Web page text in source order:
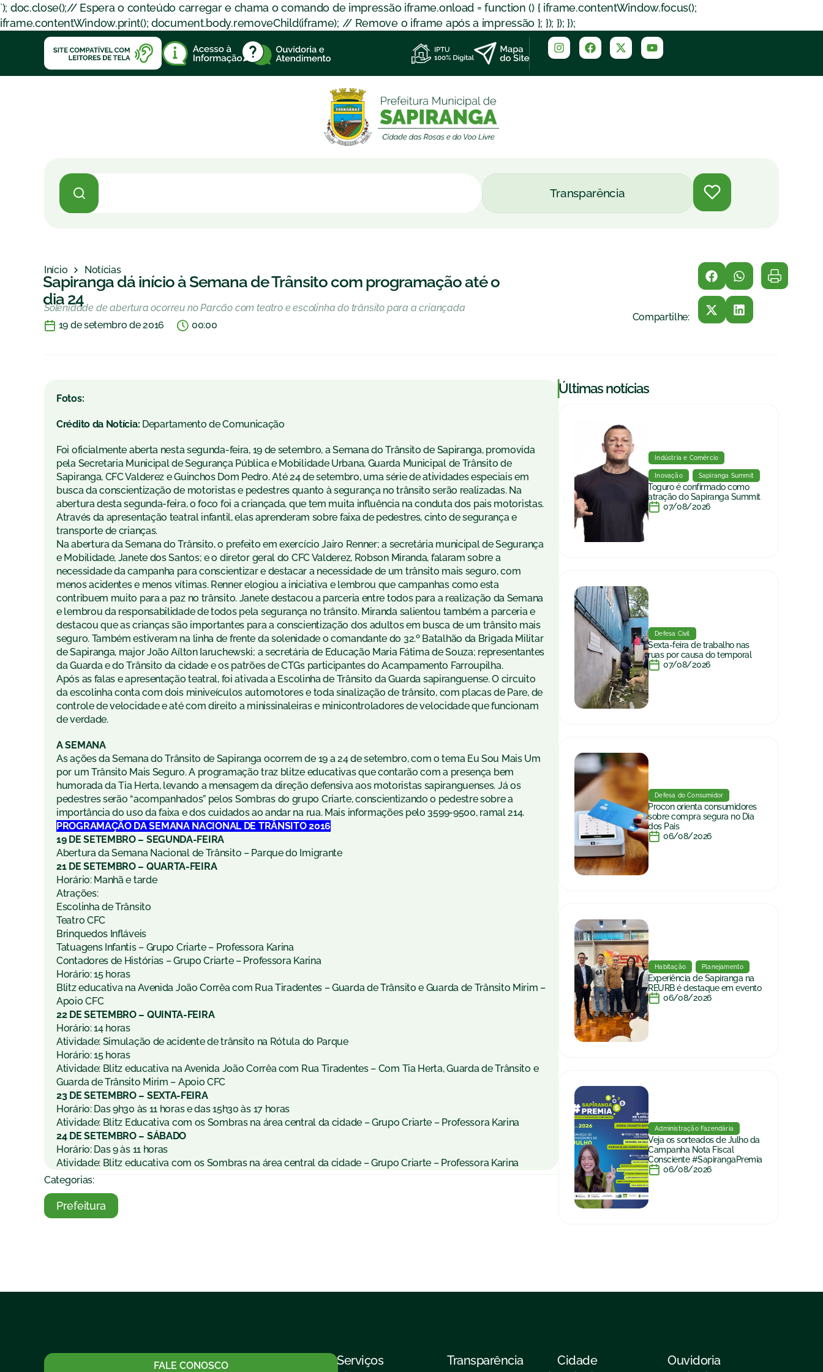
`); doc.close();// Espera o conteúdo carregar e chama o comando de impressão iframe.onload = function () { iframe.contentWindow.focus();
iframe.contentWindow.print(); document.body.removeChild(iframe); // Remove o iframe após a impressão }; }); }); });
Transparência
Início Notícias
Sapiranga dá início à Semana de Trânsito com programação até o
dia 24
Solenidade de abertura ocorreu no Parcão com teatro e escolinha do trânsito para a criançada
19 de setembro de 2016
00:00
Compartilhe:
Fotos:
Crédito da Notícia: Departamento de Comunicação
Foi oficialmente aberta nesta segunda-feira, 19 de setembro, a Semana do Trânsito de Sapiranga, promovida
pela Secretaria Municipal de Segurança Pública e Mobilidade Urbana, Guarda Municipal de Trânsito de
Sapiranga, CFC Valderez e Guinchos Dom Pedro. Até 24 de setembro, uma série de atividades especiais em
busca da conscientização de motoristas e pedestres quanto à segurança no trânsito serão realizadas. Na
abertura desta segunda-feira, o foco foi a criançada, que tem muita influência na conduta dos pais motoristas.
Através da apresentação teatral infantil, elas aprenderam sobre faixa de pedestres, cinto de segurança e
transporte de crianças.
Na abertura da Semana do Trânsito, o prefeito em exercício Jairo Renner; a secretária municipal de Segurança
e Mobilidade, Janete dos Santos; e o diretor geral do CFC Valderez, Robson Miranda, falaram sobre a
necessidade da campanha para conscientizar e destacar a necessidade de um trânsito mais seguro, com
menos acidentes e menos vítimas. Renner elogiou a iniciativa e lembrou que campanhas como esta
contribuem muito para a paz no trânsito. Janete destacou a parceria entre todos para a realização da Semana
e lembrou da responsabilidade de todos pela segurança no trânsito. Miranda salientou também a parceria e
destacou que as crianças são importantes para a conscientização dos adultos em busca de um trânsito mais
seguro. Também estiveram na linha de frente da solenidade o comandante do 32.º Batalhão da Brigada Militar
de Sapiranga, major João Aílton Iaruchewski; a secretária de Educação Maria Fátima de Souza; representantes
da Guarda e do Trânsito da cidade e os patrões de CTGs participantes do Acampamento Farroupilha.
Após as falas e apresentação teatral, foi ativada a Escolinha de Trânsito da Guarda sapiranguense. O circuito
da escolinha conta com dois miniveículos automotores e toda sinalização de trânsito, com placas de Pare, de
controle de velocidade e até com direito a minissinaleiras e minicontroladores de velocidade que funcionam
de verdade.
A SEMANA
As ações da Semana do Trânsito de Sapiranga ocorrem de 19 a 24 de setembro, com o tema Eu Sou Mais Um
por um Trânsito Mais Seguro. A programação traz blitze educativas que contarão com a presença bem
humorada da Tia Herta, levando a mensagem da direção defensiva aos motoristas sapiranguenses. Já os
pedestres serão “acompanhados” pelos Sombras do grupo Criarte, conscientizando o pedestre sobre a
importância do uso da faixa e dos cuidados ao andar na rua. Mais informações pelo 3599-9500, ramal 214.
PROGRAMAÇÃO DA SEMANA NACIONAL DE TRÂNSITO 2016
19 DE SETEMBRO – SEGUNDA-FEIRA
Abertura da Semana Nacional de Trânsito – Parque do Imigrante
21 DE SETEMBRO – QUARTA-FEIRA
Horário: Manhã e tarde
Atrações:
Escolinha de Trânsito
Teatro CFC
Brinquedos Infláveis
Tatuagens Infantis – Grupo Criarte – Professora Karina
Contadores de Histórias – Grupo Criarte – Professora Karina
Horário: 15 horas
Blitz educativa na Avenida João Corrêa com Rua Tiradentes – Guarda de Trânsito e Guarda de Trânsito Mirim –
Apoio CFC
22 DE SETEMBRO – QUINTA-FEIRA
Horário: 14 horas
Atividade: Simulação de acidente de trânsito na Rótula do Parque
Horário: 15 horas
Atividade: Blitz educativa na Avenida João Corrêa com Rua Tiradentes – Com Tia Herta, Guarda de Trânsito e
Guarda de Trânsito Mirim – Apoio CFC
23 DE SETEMBRO – SEXTA-FEIRA
Horário: Das 9h30 às 11 horas e das 15h30 às 17 horas
Atividade: Blitz Educativa com os Sombras na área central da cidade – Grupo Criarte – Professora Karina
24 DE SETEMBRO – SÁBADO
Horário: Das 9 às 11 horas
Atividade: Blitz educativa com os Sombras na área central da cidade – Grupo Criarte – Professora Karina
Categorias:
Prefeitura
|Últimas notícias
Indústria e Comércio
Inovação Sapiranga Summit
Toguro é confirmado como
atração do Sapiranga Summit
07/08/2026
Defesa Civil
Sexta-feira de trabalho nas
ruas por causa do temporal
07/08/2026
Defesa do Consumidor
Procon orienta consumidores
sobre compra segura no Dia
dos Pais
06/08/2026
Habitação Planejamento
Experiência de Sapiranga na
REURB é destaque em evento
06/08/2026
Administração Fazendária
Veja os sorteados de Julho da
Campanha Nota Fiscal
Consciente #SapirangaPremia
06/08/2026
FALE CONOSCO Serviços Transparência Cidade Ouvidoria